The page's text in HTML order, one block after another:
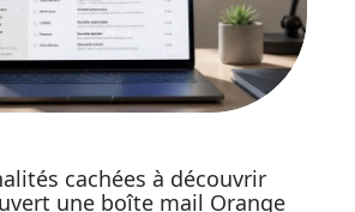
cachées à découvrir
une boîte mail Orange